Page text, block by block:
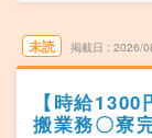
未読 掲載日 2026/
【時給
搬業務〇寮